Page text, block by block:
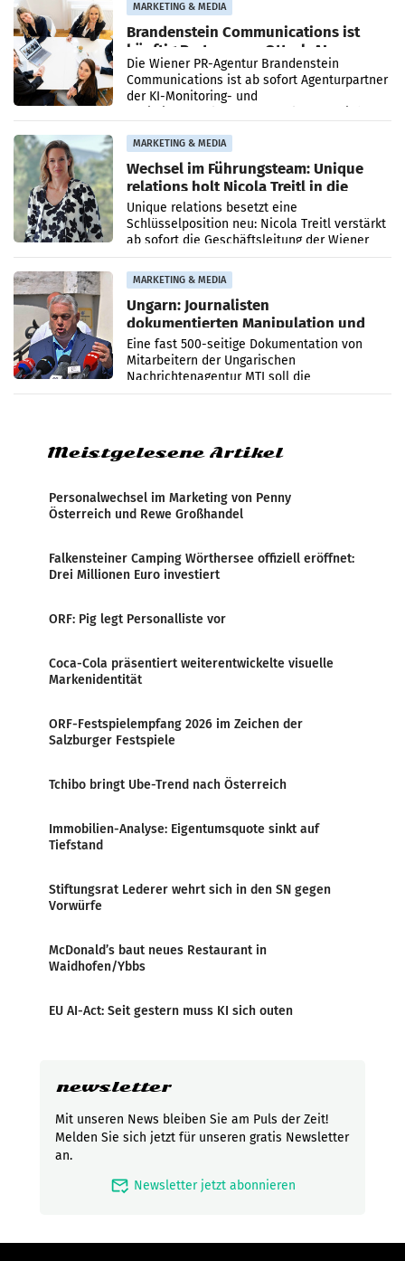
MARKETING & MEDIA
Brandenstein Communications ist
künftig Partner von OtterlyAI
Die Wiener PR-Agentur Brandenstein
Communications ist ab sofort Agenturpartner
der KI-Monitoring- und
MARKETING & MEDIA
Wechsel im Führungsteam: Unique
relations holt Nicola Treitl in die
Geschäftsleitung
Unique relations besetzt eine
Schlüsselposition neu: Nicola Treitl verstärkt
ab sofort die Geschäftsleitung der Wiener
PR-Agentur an der Seite von Josef Kalina und
Anna Kalina-Mahr.
MARKETING & MEDIA
Ungarn: Journalisten
dokumentierten Manipulation und
Zensur
Eine fast 500-seitige Dokumentation von
Mitarbeitern der Ungarischen
Nachrichtenagentur MTI soll die
systematische Nachrichten-Manipulation und
Meistgelesene Artikel
Personalwechsel im Marketing von Penny
Österreich und Rewe Großhandel
Falkensteiner Camping Wörthersee offiziell eröffnet:
Drei Millionen Euro investiert
ORF: Pig legt Personalliste vor
Coca-Cola präsentiert weiterentwickelte visuelle
Markenidentität
ORF-Festspielempfang 2026 im Zeichen der
Salzburger Festspiele
Tchibo bringt Ube-Trend nach Österreich
Immobilien-Analyse: Eigentumsquote sinkt auf
Tiefstand
Stiftungsrat Lederer wehrt sich in den SN gegen
Vorwürfe
McDonald’s baut neues Restaurant in
Waidhofen/Ybbs
EU AI-Act: Seit gestern muss KI sich outen
newsletter
Mit unseren News bleiben Sie am Puls der Zeit!
Melden Sie sich jetzt für unseren gratis Newsletter
an.
mark_email_read Newsletter jetzt abonnieren